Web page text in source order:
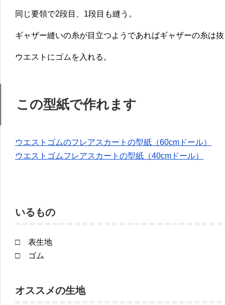
同じ要領で2段目、1段目も縫う。
ギャザー縫いの糸が目立つようであればギャザーの糸は
ウエストにゴムを入れる。
この型紙で作れます
ウエストゴムのフレアスカートの型紙（60cmドール）
ウエストゴムフレアスカートの型紙（40cmドール）
いるもの
□ 表生地
□ ゴム
オススメの生地